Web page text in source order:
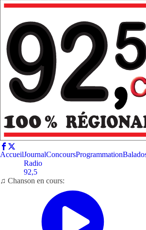
AccueilJournal
Radio
92,5
ConcoursProgrammation
♫ Chanson en cours: